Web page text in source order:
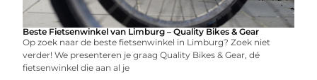
Beste Fietsenwinkel van Limburg – Quality Bikes & Gear
Op zoek naar de beste fietsenwinkel in Limburg? Zoek niet
verder! We presenteren je graag Quality Bikes & Gear, dé
fietsenwinkel die aan al je